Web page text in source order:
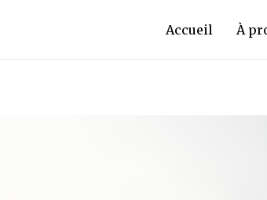
Accueil À